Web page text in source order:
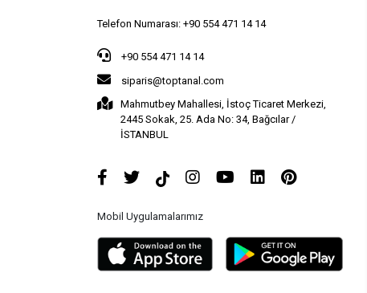
Telefon Numarası: +90 554 471 14 14
+90 554 471 14 14
siparis@toptanal.com
Mahmutbey Mahallesi, İstoç Ticaret Merkezi,
2445 Sokak, 25. Ada No: 34, Bağcılar /
İSTANBUL
Mobil Uygulamalarımız